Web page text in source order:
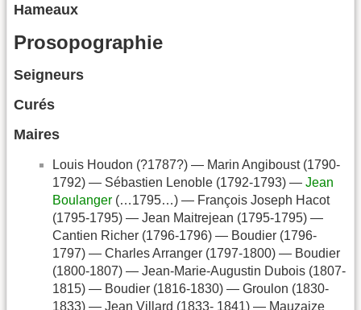
Hameaux
Prosopographie
Seigneurs
Curés
Maires
Louis Houdon (?1787?) — Marin Angiboust (1790-
1792) — Sébastien Lenoble (1792-1793) — Jean
Boulanger (…1795…) — François Joseph Hacot
(1795-1795) — Jean Maitrejean (1795-1795) —
Cantien Richer (1796-1796) — Boudier (1796-
1797) — Charles Arranger (1797-1800) — Boudier
(1800-1807) — Jean-Marie-Augustin Dubois (1807-
1815) — Boudier (1816-1830) — Groulon (1830-
1833) — Jean Villard (1833- 1841) — Mauzaize